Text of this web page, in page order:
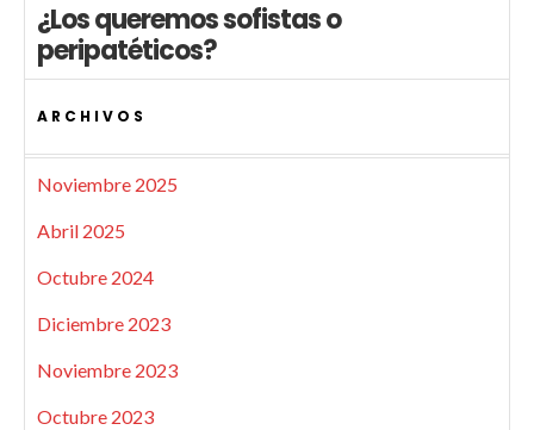
¿Los queremos sofistas o
peripatéticos?
ARCHIVOS
Noviembre 2025
Abril 2025
Octubre 2024
Diciembre 2023
Noviembre 2023
Octubre 2023